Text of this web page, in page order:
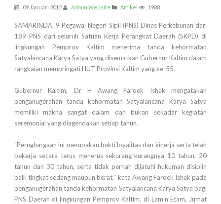
09 Januari 2012 Admin Website Artikel 1988
SAMARINDA. 9 Pegawai Negeri Sipil (PNS) Dinas Perkebunan dari
189 PNS dari seluruh Satuan Kerja Perangkat Daerah (SKPD) di
lingkungan Pemprov Kaltim menerima tanda kehormatan
Satyalancana Karya Satya yang disematkan Gubernur Kaltim dalam
rangkaian mempringati HUT Provinsi Kaltim yang ke-55.
Gubernur Kaltim, Dr H Awang Faroek Ishak mengatakan
penganugerahan tanda kehormatan Satyalancana Karya Satya
memiliki makna sangat dalam dan bukan sekadar kegiatan
seremonial yang diagendakan setiap tahun.
"Pernghargaan ini merupakan bukti loyalitas dan kinerja serta telah
bekerja secara terus menerus sekurang-kurangnya 10 tahun, 20
tahun dan 30 tahun, serta tidak pernah dijatuhi hukuman disiplin
baik tingkat sedang maupun berat," kata Awang Faroek Ishak pada
penganugerahan tanda kehormatan Satyalancana Karya Satya bagi
PNS Daerah di lingkungan Pemprov Kaltim, di Lamin Etam, Jumat